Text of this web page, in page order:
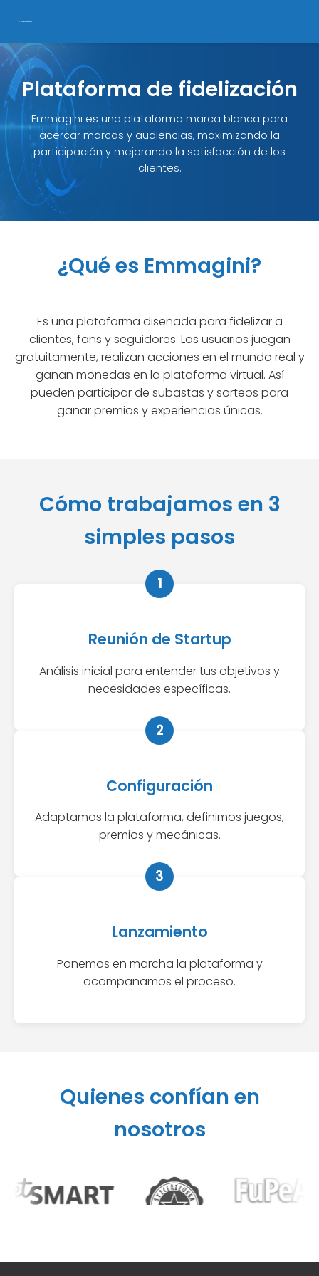
Plataforma de fidelización
Emmagini es una plataforma marca blanca para
acercar marcas y audiencias, maximizando la
participación y mejorando la satisfacción de los
clientes.
¿Qué es Emmagini?
Es una plataforma diseñada para fidelizar a
clientes, fans y seguidores. Los usuarios juegan
gratuitamente, realizan acciones en el mundo real y
ganan monedas en la plataforma virtual. Así
pueden participar de subastas y sorteos para
ganar premios y experiencias únicas.
Cómo trabajamos en 3
simples pasos
1
Reunión de Startup
Análisis inicial para entender tus objetivos y
necesidades específicas.
2
Configuración
Adaptamos la plataforma, definimos juegos,
premios y mecánicas.
3
Lanzamiento
Ponemos en marcha la plataforma y
acompañamos el proceso.
Quienes confían en
nosotros